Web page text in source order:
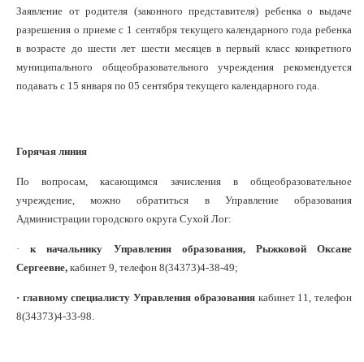
Заявление от родителя (законного представителя) ребенка о выдаче
разрешения о приеме с 1 сентября текущего календарного года ребенка
в возрасте до шести лет шести месяцев в первый класс конкретного
муниципального общеобразовательного учреждения рекомендуется
подавать с 15 января по 05 сентября текущего календарного года.
Горячая линия
По вопросам, касающимся зачисления в общеобразовательное
учреждение, можно обратиться в Управление образования
Администрации городского округа Сухой Лог:
·к начальнику Управления образования, Рыжковой Оксане
Сергеевне, кабинет 9, телефон 8(34373)4-38-49;
· главному специалисту Управления образованиякабинет 11, телефон
8(34373)4-33-98.